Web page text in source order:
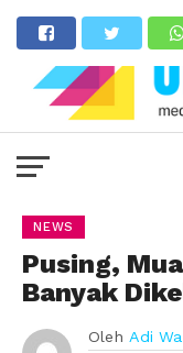
NEWS
Pusing,
Banyak
Oleh Adi